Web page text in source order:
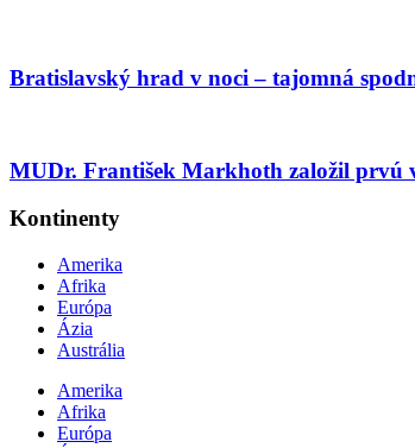
Bratislavský hrad v noci – tajomná
MUDr. František Markhoth založil prvú
Kontinenty
Amerika
Afrika
Európa
Ázia
Austrália
Amerika
Afrika
Európa